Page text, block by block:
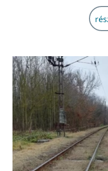
2022. Galgamácsa
Elvi Engedélyeztetési terv.